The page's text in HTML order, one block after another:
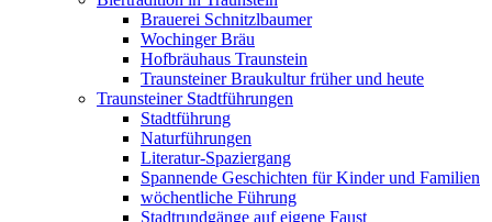
Brauerei Schnitzlbaumer
Wochinger Bräu
Hofbräuhaus Traunstein
Traunsteiner Braukultur früher und heute
Traunsteiner Stadtführungen
Stadtführung
Naturführungen
Literatur-Spaziergang
Spannende Geschichten für Kinder und Familien
wöchentliche Führung
Stadtrundgänge auf eigene Faust